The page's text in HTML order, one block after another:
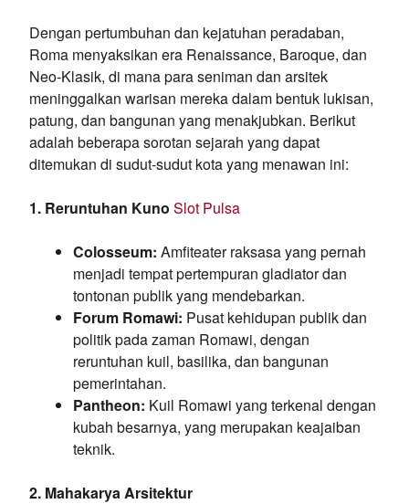
Dengan pertumbuhan dan kejatuhan peradaban,
Roma menyaksikan era Renaissance, Baroque, dan
Neo-Klasik, di mana para seniman dan arsitek
meninggalkan warisan mereka dalam bentuk lukisan,
patung, dan bangunan yang menakjubkan. Berikut
adalah beberapa sorotan sejarah yang dapat
ditemukan di sudut-sudut kota yang menawan ini:
1. Reruntuhan Kuno Slot Pulsa
Colosseum: Amfiteater raksasa yang pernah
menjadi tempat pertempuran gladiator dan
tontonan publik yang mendebarkan.
Forum Romawi: Pusat kehidupan publik dan
politik pada zaman Romawi, dengan
reruntuhan kuil, basilika, dan bangunan
pemerintahan.
Pantheon: Kuil Romawi yang terkenal dengan
kubah besarnya, yang merupakan keajaiban
teknik.
2. Mahakarya Arsitektur